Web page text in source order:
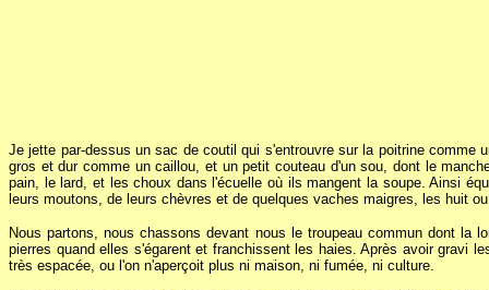
Je jette par-dessus un sac de coutil qui s'entrouvre sur la poitrine comme
gros et dur comme un caillou, et un petit couteau d'un sou, dont le
pain, le lard, et les choux dans l'écuelle où ils mangent la soupe. Ainsi
leurs moutons, de leurs chèvres et de quelques vaches maigres, les huit
Nous partons, nous chassons devant nous le troupeau commun dont
pierres quand elles s'égarent et franchissent les haies. Après avoir gravi
très espacée, ou l'on n'aperçoit plus ni maison, ni fumée, ni culture.